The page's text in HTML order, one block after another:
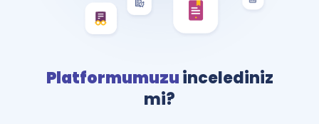
Platformumuzuincelediniz
mi?